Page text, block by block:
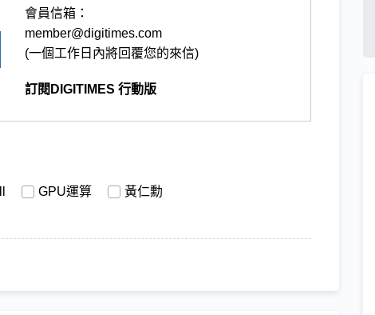
會員信箱：
member@digitimes.com
(一個工作日內將回覆您的來信)
訂閱DIGITIMES 行動版
GPU運算 黃仁勳